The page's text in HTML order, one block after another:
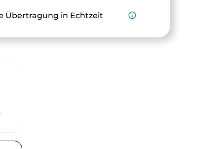
Übertragung in Echtzeit info_outline